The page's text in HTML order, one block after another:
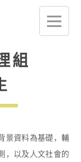
組
景資料為基礎，輔
，以及人文社會的